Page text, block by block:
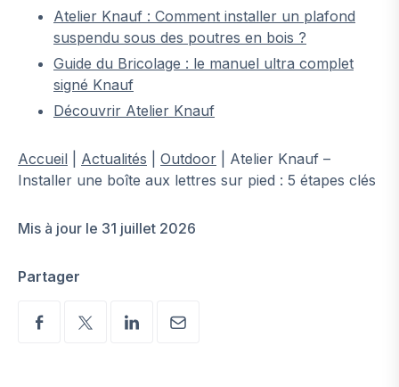
Atelier Knauf : Comment installer un plafond
suspendu sous des poutres en bois ?
Guide du Bricolage : le manuel ultra complet
signé Knauf
Découvrir Atelier Knauf
Accueil Actualités Outdoor
Atelier Knauf –
Installer une boîte aux lettres sur pied : 5 étapes clés
Mis à jour le 31 juillet 2026
Partager